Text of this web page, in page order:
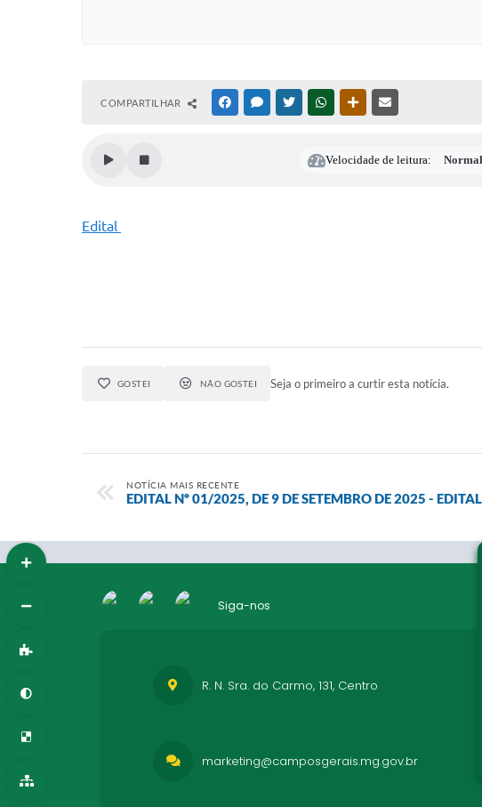
COMPARTILHAR FACEBOOKMESSENGER
TWITTERWHATSAPPOUTRAS MÍDIAS
Velocidade de leitura:
Edital
GOSTEI NÃO GOSTEI Seja o primeiro a curtir esta notícia.
NOTÍCIA MAIS RECENTE
EDITAL Nº 01/2025, DE 9 DE SETEMBRO DE 2025 -
Siga-nos
R. N. Sra. do Carmo, 131, Centro
marketing@camposgerais.mg.gov.br